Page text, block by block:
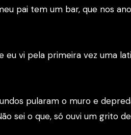
pai tem um bar, que nos
vi pela primeira vez uma
pularam o muro e
sei o que, só ouvi um grito